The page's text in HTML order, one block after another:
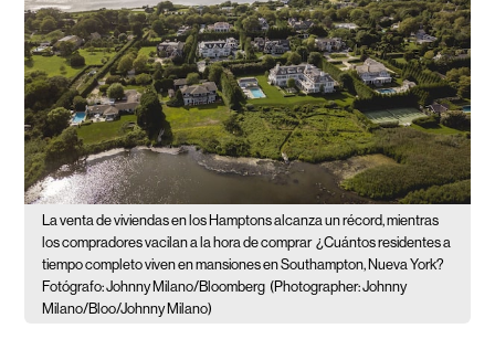
La venta de viviendas en los Hamptons alcanza un récord, mientras
los compradores vacilan a la hora de comprar ¿Cuántos residentes a
tiempo completo viven en mansiones en Southampton, Nueva York?
Fotógrafo: Johnny Milano/Bloomberg (Photographer: Johnny
Milano/Bloo/Johnny Milano)